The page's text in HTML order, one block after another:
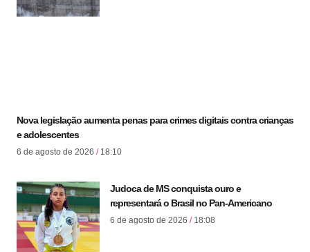
Nova legislação aumenta penas para crimes digitais contra crianças
e adolescentes
6 de agosto de 2026 18:10
Judoca de MS conquista ouro e
representará o Brasil no Pan-Americano
6 de agosto de 2026 18:08